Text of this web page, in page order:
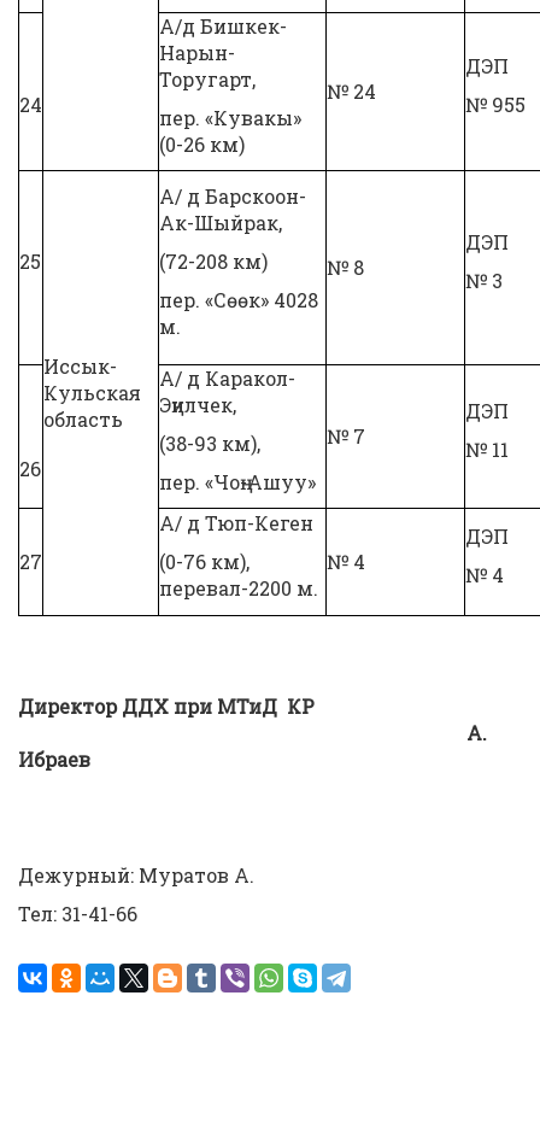
24
А/д Бишкек-
Нарын-
Торугарт,
пер. «Кувакы»
(0-26 км)
№ 24
ДЭП
№ 955
25
Иссык-
Кульская
область
А/ д Барскоон-
Ак-Шыйрак,
(72-208 км)
пер. «Сөөк» 4028
м.
№ 8
ДЭП
№ 3
26
А/ д Каракол-
Эңилчек,
(38-93 км),
пер. «Чоң-Ашуу»
№ 7
ДЭП
№ 11
27
А/ д Тюп-Кеген
(0-76 км),
перевал-2200 м.
№ 4
ДЭП
№ 4
Директор ДДХ при МТиД КР
А.
Ибраев
Дежурный: Муратов А.
Тел: 31-41-66